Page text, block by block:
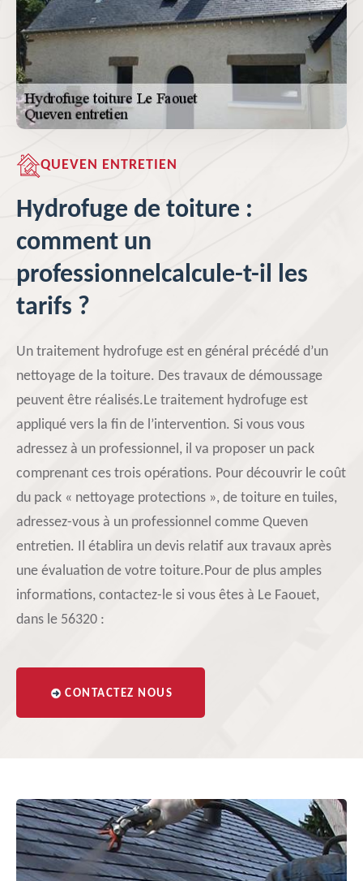
QUEVEN ENTRETIEN
Hydrofuge de toiture :
comment un
professionnelcalcule-t-il les
tarifs ?
Un traitement hydrofuge est en général précédé d’un
nettoyage de la toiture. Des travaux de démoussage
peuvent être réalisés.Le traitement hydrofuge est
appliqué vers la fin de l’intervention. Si vous vous
adressez à un professionnel, il va proposer un pack
comprenant ces trois opérations. Pour découvrir le coût
du pack « nettoyage protections », de toiture en tuiles,
adressez-vous à un professionnel comme Queven
entretien. Il établira un devis relatif aux travaux après
une évaluation de votre toiture.Pour de plus amples
informations, contactez-le si vous êtes à Le Faouet,
dans le 56320 :
CONTACTEZ NOUS